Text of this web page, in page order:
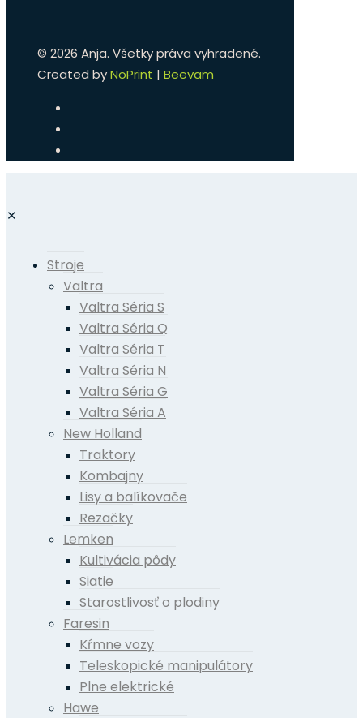
© 2026 Anja. Všetky práva vyhradené.
Created byNoPrint | Beevam
✕
Stroje
Valtra
Valtra Séria S
Valtra Séria Q
Valtra Séria T
Valtra Séria N
Valtra Séria G
Valtra Séria A
New Holland
Traktory
Kombajny
Lisy a balíkovače
Rezačky
Lemken
Kultivácia pôdy
Siatie
Starostlivosť o plodiny
Faresin
Kŕmne vozy
Teleskopické manipulátory
Plne elektrické
Hawe